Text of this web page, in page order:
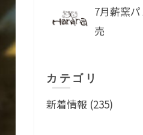
7月薪窯
売
カテゴリ
新着情報 (235)